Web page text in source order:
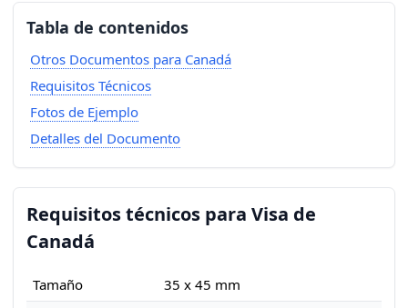
Tabla de contenidos
Otros Documentos para Canadá
Requisitos Técnicos
Fotos de Ejemplo
Detalles del Documento
Requisitos técnicos para Visa de
Canadá
Tamaño
35 x 45 mm